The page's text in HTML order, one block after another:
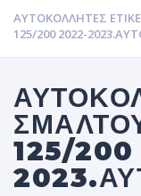
ΑΥΤΟΚΌΛΛΗΤΕΣ
125/200 2022-
125/200